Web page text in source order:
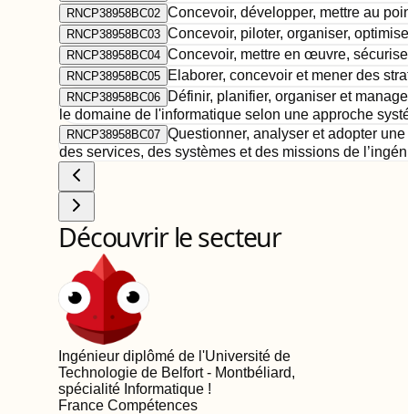
RNCP38958BC02 Concevoir, développer, mettre au
RNCP38958BC03 Concevoir, piloter, organiser,
RNCP38958BC04 Concevoir, mettre en œuvre,
RNCP38958BC05 Elaborer, concevoir et mener des
RNCP38958BC06
Définir, planifier, organiser et
le domaine de l'informatique selon une approche
RNCP38958BC07 Questionner, analyser et adopter
des services, des systèmes et des missions de
Découvrir le secteur
Ingénieur diplômé de l'Université de
Technologie de Belfort - Montbéliard,
spécialité Informatique !
France Compétences